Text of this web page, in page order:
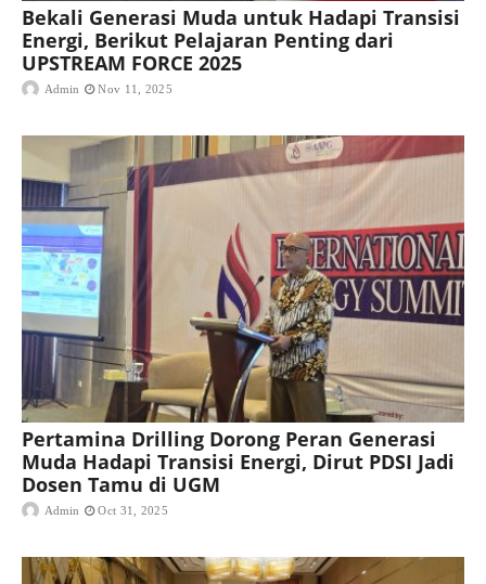
Bekali Generasi Muda untuk Hadapi Transisi
Energi, Berikut Pelajaran Penting dari
UPSTREAM FORCE 2025
Admin Nov 11, 2025
Pertamina Drilling Dorong Peran Generasi
Muda Hadapi Transisi Energi, Dirut PDSI Jadi
Dosen Tamu di UGM
Admin Oct 31, 2025